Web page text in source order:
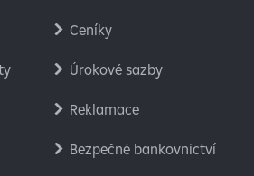
Ceníky
Úrokové sazby
Reklamace
Bezpečné bankovnictví